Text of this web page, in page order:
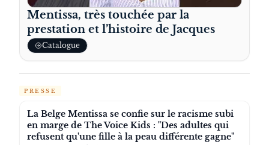
Mentissa, très touchée par la
prestation et l’histoire de Jacques
Catalogue
PRESSE
La Belge Mentissa se confie sur le racisme subi
en marge de The Voice Kids : "Des adultes qui
refusent qu'une fille à la peau différente gagne"